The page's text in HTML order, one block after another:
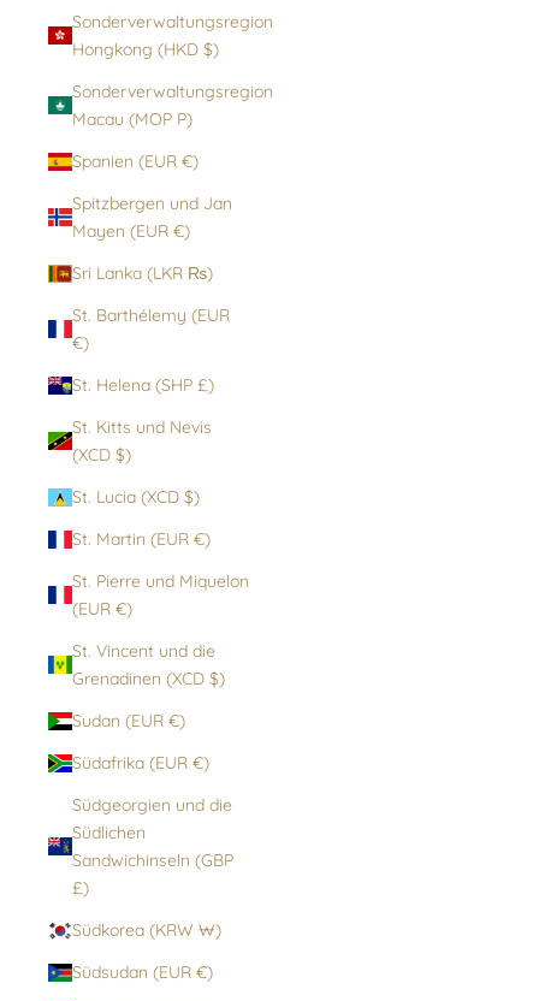
Sonderverwaltungsregion
Hongkong (HKD $)
Sonderverwaltungsregion
Macau (MOP P)
Spanien (EUR €)
Spitzbergen und Jan
Mayen (EUR €)
Sri Lanka (LKR ₨)
St. Barthélemy (EUR
€)
St. Helena (SHP £)
St. Kitts und Nevis
(XCD $)
St. Lucia (XCD $)
St. Martin (EUR €)
St. Pierre und Miquelon
(EUR €)
St. Vincent und die
Grenadinen (XCD $)
Sudan (EUR €)
Südafrika (EUR €)
Südgeorgien und die
Südlichen
Sandwichinseln (GBP
£)
Südkorea (KRW ₩)
Südsudan (EUR €)